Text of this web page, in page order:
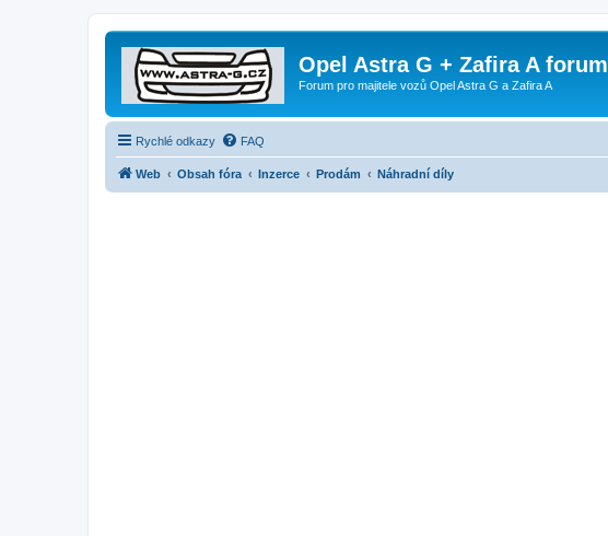
Opel Astra G + Zafira A forum
Forum pro majitele vozů Opel Astra G a Zafira A
Rychlé odkazy FAQ
Web Obsah fóra Inzerce Prodám Náhradní díly